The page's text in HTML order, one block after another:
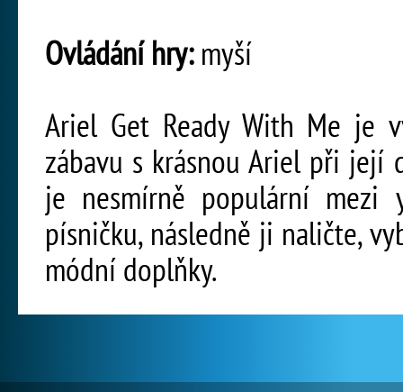
Ovládání hry:myší
Ariel Get Ready With Me je
zábavu s krásnou Ariel při její
je nesmírně populární mezi
písničku, následně ji naličte,
módní doplňky.